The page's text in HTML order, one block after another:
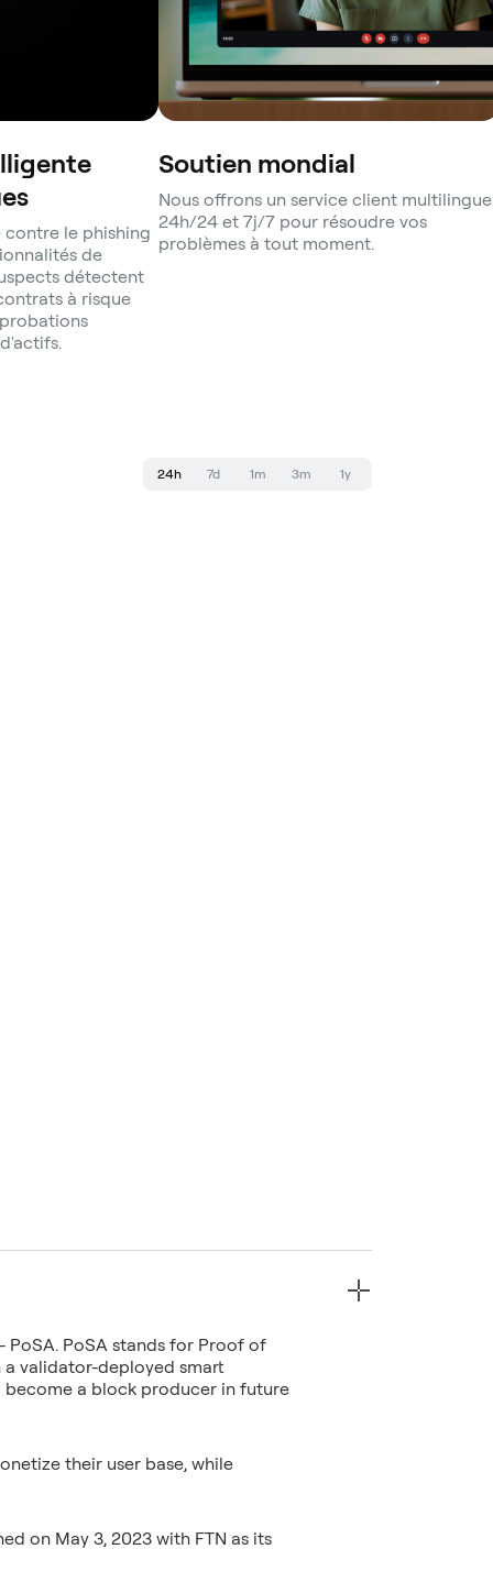
le phishing
de
détectent
à risque
Soutien mondial
Nous offrons un service client multilingue
24h/24 et 7j/7 pour résoudre vos
problèmes à tout moment.
24h 7d 1m 3m 1y
PoSA. PoSA stands for Proof of
validator-deployed smart
become a block producer in future
their user base, while
on May 3, 2023 with FTN as its